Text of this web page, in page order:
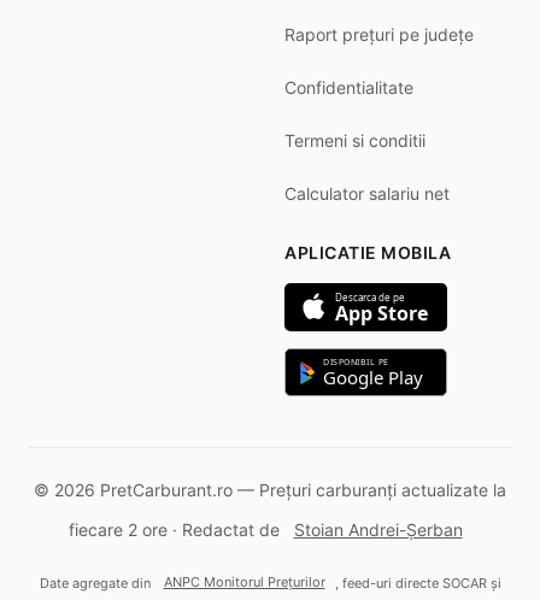
Raport prețuri pe județe
Confidentialitate
Termeni si conditii
Calculator salariu net
APLICATIE MOBILA
Descarca de pe
App Store
DISPONIBIL PE
Google Play
© 2026 PretCarburant.ro — Prețuri carburanți actualizate la
fiecare 2 ore · Redactat de
Stoian Andrei-Șerban
Date agregate din ANPC Monitorul Prețurilor , feed-uri directe SOCAR și